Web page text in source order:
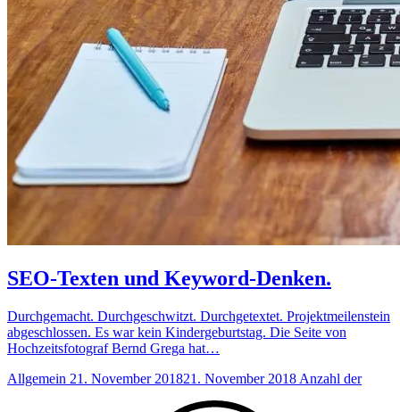
SEO-Texten und Keyword-Denken.
Durchgemacht. Durchgeschwitzt. Durchgetextet. Projektmeilenstein
abgeschlossen. Es war kein Kindergeburtstag. Die Seite von
Hochzeitsfotograf Bernd Grega hat…
Allgemein 21. November 201821. November 2018 Anzahl der